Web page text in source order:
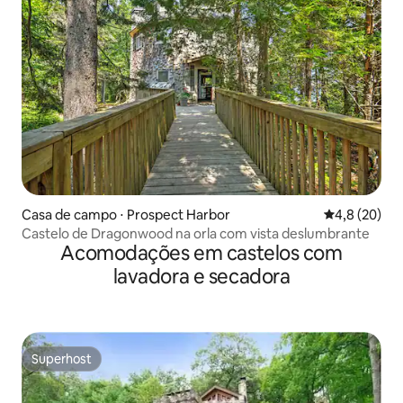
Casa de campo ⋅ Prospect Harbor 4,8 de uma
4,8 (20)
Castelo de Dragonwood na orla com vista deslumbrante
Acomodações em castelos com
lavadora e secadora
Superhost
Superhost